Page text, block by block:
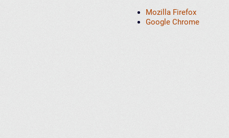
Mozilla Firefox
Google Chrome